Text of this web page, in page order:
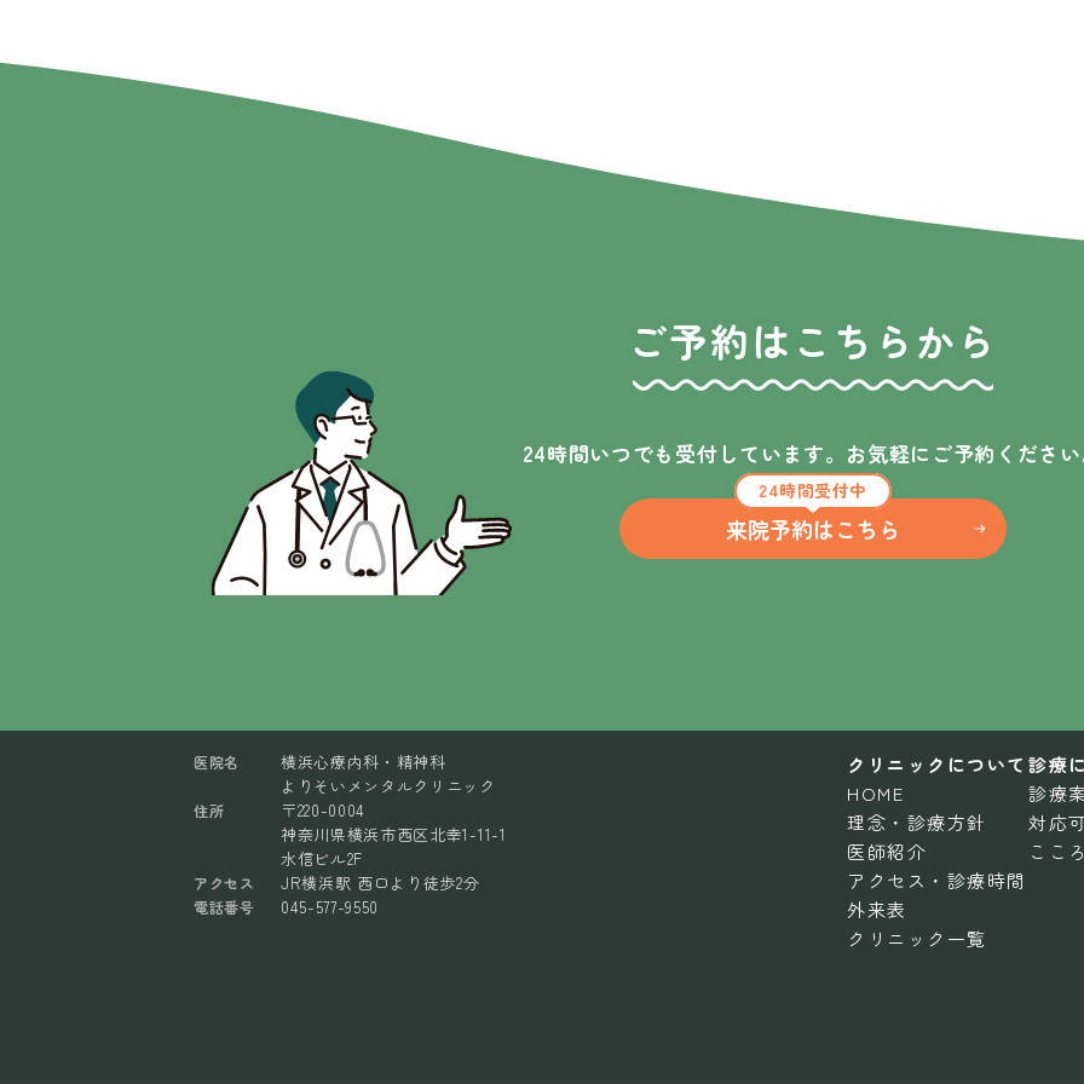
ご予約はこちらから
24時間いつでも受付しています。 お気軽にご予約くださ
24時間受付中
来院予約はこちら
医院名
横浜心療内科・精神科
よりそいメンタルクリニック
住所
〒220-0004
神奈川県横浜市西区北幸1-11-1
水信ビル2F
アクセス JR横浜駅 西口より徒歩2分
電話番号 045-577-9550
クリニックについて
HOME
理念・診療方針
医師紹介
アクセス・診療時間
外来表
クリニック一覧
診療
診療
対応
ここ